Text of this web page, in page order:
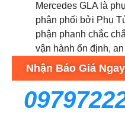
Mercedes GLA là
phân phối bởi Phụ
phận phanh chắc
vận hành ổn định, an
Nhận Báo Giá Ngay